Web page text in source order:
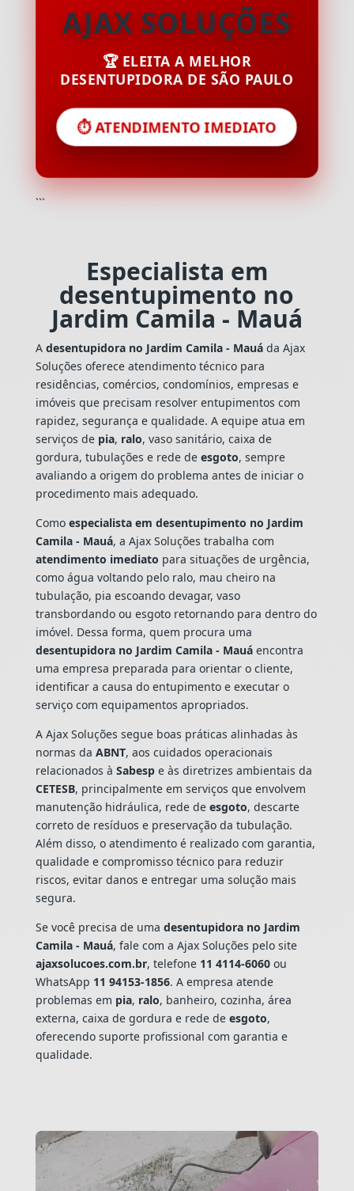
AJAX SOLUÇÕES
🏆 ELEITA A MELHOR
DESENTUPIDORA DE SÃO PAULO
⏱️ ATENDIMENTO IMEDIATO
```
Especialista em
desentupimento no
Jardim Camila - Mauá
A desentupidora no Jardim Camila - Mauáda Ajax
Soluções oferece atendimento técnico para
residências, comércios, condomínios, empresas e
imóveis que precisam resolver entupimentos com
rapidez, segurança e qualidade. A equipe atua em
serviços de pia, ralo, vaso sanitário, caixa de
gordura, tubulações e rede de esgoto, sempre
avaliando a origem do problema antes de iniciar o
procedimento mais adequado.
Como especialista em desentupimento no Jardim
Camila - Mauá, a Ajax Soluções trabalha com
atendimento imediato para situações de urgência,
como água voltando pelo ralo, mau cheiro na
tubulação, pia escoando devagar, vaso
transbordando ou esgoto retornando para dentro do
imóvel. Dessa forma, quem procura uma
desentupidora no Jardim Camila - Mauáencontra
uma empresa preparada para orientar o cliente,
identificar a causa do entupimento e executar o
serviço com equipamentos apropriados.
A Ajax Soluções segue boas práticas alinhadas às
normas da ABNT, aos cuidados operacionais
relacionados à Sabespe às diretrizes ambientais da
CETESB, principalmente em serviços que envolvem
manutenção hidráulica, rede de esgoto, descarte
correto de resíduos e preservação da tubulação.
Além disso, o atendimento é realizado com garantia,
qualidade e compromisso técnico para reduzir
riscos, evitar danos e entregar uma solução mais
segura.
Se você precisa de uma desentupidora no Jardim
Camila - Mauá, fale com a Ajax Soluções pelo site
ajaxsolucoes.com.br, telefone 11 4114-6060ou
WhatsApp 11 94153-1856. A empresa atende
problemas em pia, ralo, banheiro, cozinha, área
externa, caixa de gordura e rede de esgoto,
oferecendo suporte profissional com garantia e
qualidade.